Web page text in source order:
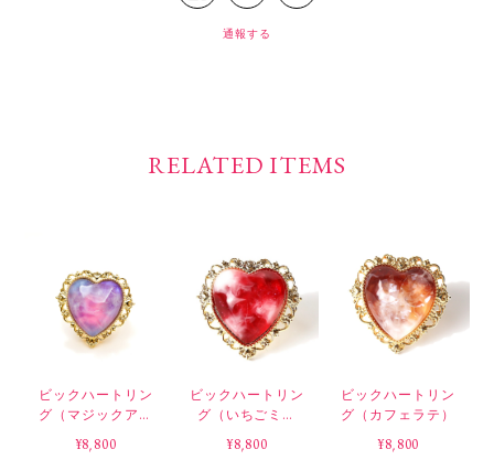
通報する
RELATED ITEMS
ビックハートリン
グ（マジックアワ
ー）
¥8,800
ビックハートリン
グ（いちごミル
ク）
¥8,800
ビックハートリン
グ（カフェラテ）
¥8,800